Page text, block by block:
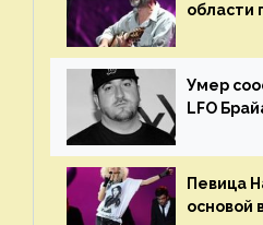
области
«Сплин»
Умер
LFO
Певица
основой